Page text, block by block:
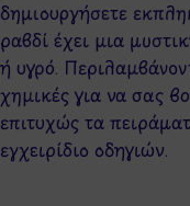
δημιουργήσετε
ραβδί έχει μια
ή υγρό.
χημικές για να σας
επιτυχώς τα
εγχειρίδιο οδηγιών.